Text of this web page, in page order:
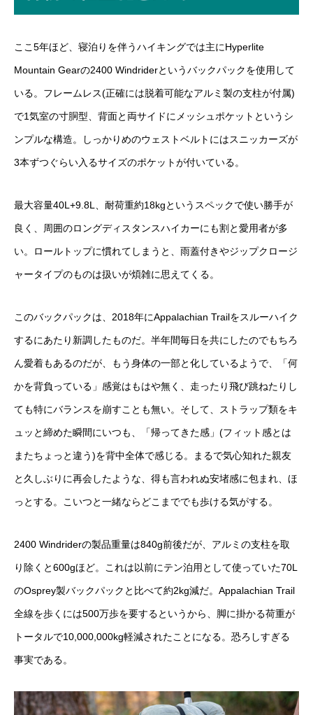
ここ5年ほど、寝泊りを伴うハイキングでは主にHyperlite
Mountain Gearの2400 Windriderというバックパックを使用して
いる。フレームレス(正確には脱着可能なアルミ製の支柱が付属)
で1気室の寸胴型、背面と両サイドにメッシュポケットというシ
ンプルな構造。しっかりめのウェストベルトにはスニッカーズが
3本ずつぐらい入るサイズのポケットが付いている。
最大容量40L+9.8L、耐荷重約18kgというスペックで使い勝手が
良く、周囲のロングディスタンスハイカーにも割と愛用者が多
い。ロールトップに慣れてしまうと、雨蓋付きやジップクロージ
ャータイプのものは扱いが煩雑に思えてくる。
このバックパックは、2018年にAppalachian Trailをスルーハイク
するにあたり新調したものだ。半年間毎日を共にしたのでもちろ
ん愛着もあるのだが、もう身体の一部と化しているようで、「何
かを背負っている」感覚はもはや無く、走ったり飛び跳ねたりし
ても特にバランスを崩すことも無い。そして、ストラップ類をキ
ュッと締めた瞬間にいつも、「帰ってきた感」(フィット感とは
またちょっと違う)を背中全体で感じる。まるで気心知れた親友
と久しぶりに再会したような、得も言われぬ安堵感に包まれ、ほ
っとする。こいつと一緒ならどこまででも歩ける気がする。
2400 Windriderの製品重量は840g前後だが、アルミの支柱を取
り除くと600gほど。これは以前にテン泊用として使っていた70L
のOsprey製バックパックと比べて約2kg減だ。Appalachian Trail
全線を歩くには500万歩を要するというから、脚に掛かる荷重が
トータルで10,000,000kg軽減されたことになる。恐ろしすぎる
事実である。